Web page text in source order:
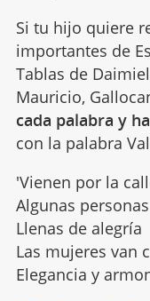
Si tu hijo quiere
importantes de
Tablas de
Mauricio,
cada palabra y
con la palabra
'Vienen por la
Algunas personas
Llenas de alegría
Las mujeres van
Elegancia y